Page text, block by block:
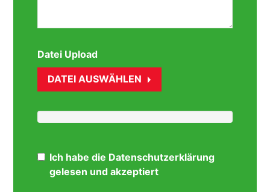
Datei Upload
DATEI AUSWÄHLEN
Ich habe die Datenschutzerklärung
gelesen und akzeptiert